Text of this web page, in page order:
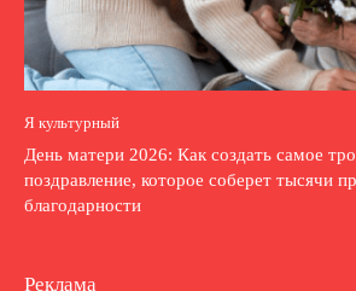
Я культурный
День матери 2026: Как создать самое
поздравление, которое соберет тысячи
благодарности
Реклама